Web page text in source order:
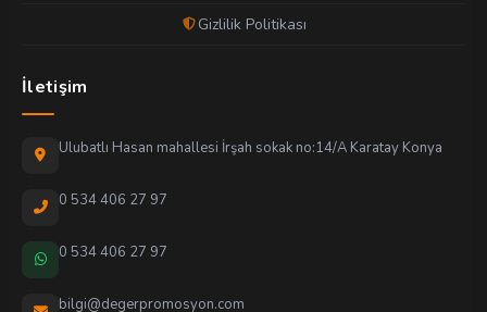
Gizlilik Politikası
İletişim
Ulubatlı Hasan mahallesi İrşah sokak no:14/A Karatay Konya
0 534 406 27 97
0 534 406 27 97
bilgi@degerpromosyon.com